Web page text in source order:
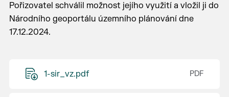
Pořizovatel schválil možnost jejího využití a vložil ji do
Národního geoportálu územního plánování dne
17.12.2024.
1-sir_vz.pdf